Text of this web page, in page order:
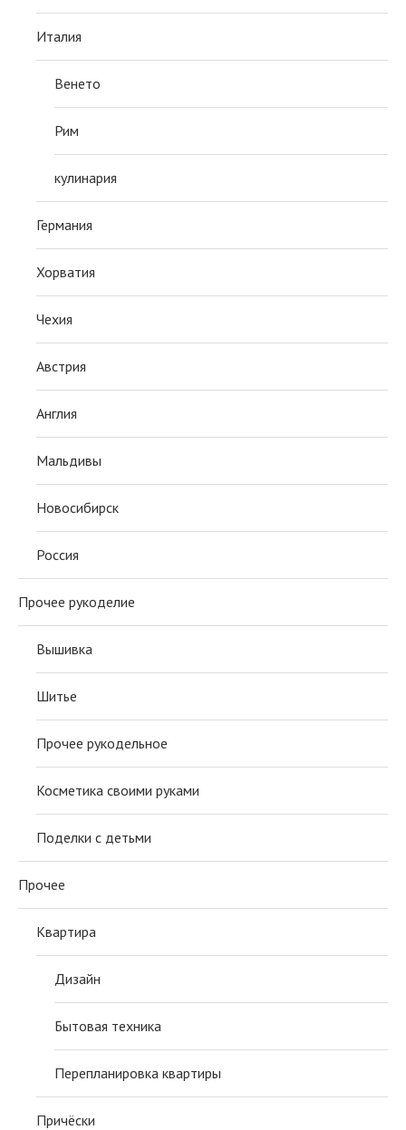
Италия
Венето
Рим
кулинария
Германия
Хорватия
Чехия
Австрия
Англия
Мальдивы
Новосибирск
Россия
Прочее рукоделие
Вышивка
Шитье
Прочее рукодельное
Косметика своими руками
Поделки с детьми
Прочее
Квартира
Дизайн
Бытовая техника
Перепланировка квартиры
Причёски